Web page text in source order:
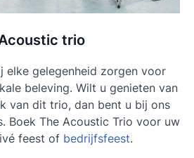
trio
elke gelegenheid zorgen voor
beleving. Wilt u genieten van
van dit trio, dan bent u bij ons
Boek The Acoustic Trio voor uw
feest of bedrijfsfeest.